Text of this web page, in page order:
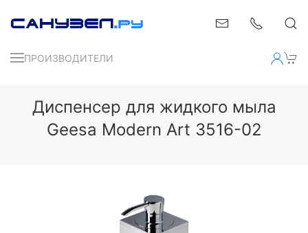
ПРОИЗВОДИТЕЛИ
Диспенсер для жидкого мыла
Geesa Modern Art 3516-02